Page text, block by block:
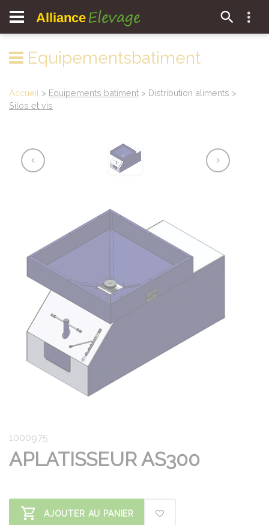
Alliance Elevage
Equipementsbatiment
Accueil > Equipements batiment > Distribution aliments >
Silos et vis
1000975
APLATISSEUR AS300
AJOUTER AU PANIER